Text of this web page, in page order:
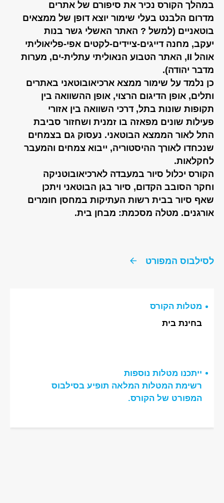
במהלך הקורס נכיר את סיפורם של אתרים
מדרום הלבנט בעלי שימור יוצא דופן של ממצאים
בוטאניים (למשל ? האתר האשלי גשר בנות
יעקב, מחנה דייגים-ציידים-לקטים אפי-פליאוליתי
אוהל II, האתר הטבוע הנאוליתי עתלית-ים, מערות
מדבר יהודה).
כן נלמד על שימור ממצא ארכיאובוטאני באתרים
ותלים, אופן הדיגום הרצוי, אופן ההשוואה בין
תקופות שונות בתל, דרכי השוואה בין אזורי
פעילות שונים מפאזה בו זמנית ושחזור סביבת
התל לאור הממצא הבוטאני. נעסוק גם בצמחים
שנכחדו לאורך ההיסטוריה, ייבוא צמחים והמעבר
לחקלאות.
הקורס יכלול סיור במעבדה לארכיאובוטניקה
וחקר הסובב הקדום, סיור בגן הבוטאני ויתכן
שאף סיור בבית רשות העתיקות במחסן חומרים
אורגנים. מטלה מסכמת: מבחן בית.
לסילבוס המפורט
מטלות הקורס
בחינת בית
ייתכנו מטלות נוספות
רשימת המטלות המלאה תופיע בסילבוס
המפורט של הקורס.